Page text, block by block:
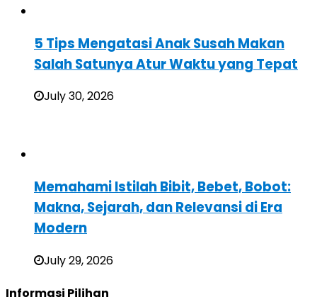
5 Tips Mengatasi Anak Susah Makan
Salah Satunya Atur Waktu yang Tepat
July 30, 2026
Memahami Istilah Bibit, Bebet, Bobot:
Makna, Sejarah, dan Relevansi di Era
Modern
July 29, 2026
Informasi Pilihan